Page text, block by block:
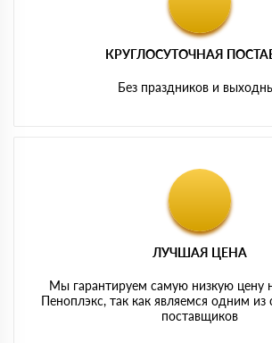
КРУГЛОСУТОЧНАЯ
Без праздников и
ЛУЧШАЯ ЦЕНА
Мы гарантируем самую низкую цену
Пеноплэкс, так как являемся одним
поставщиков